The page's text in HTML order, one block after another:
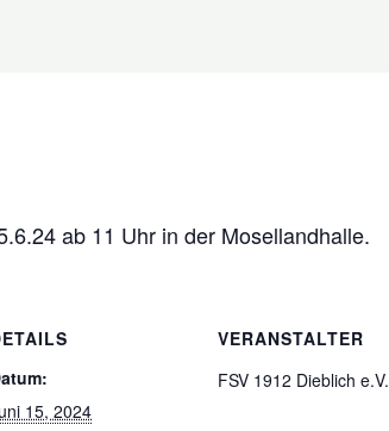
ab 11 Uhr in der Mosellandhalle.
15, 2024
VERANSTALTER
FSV 1912 Dieblich e.V.